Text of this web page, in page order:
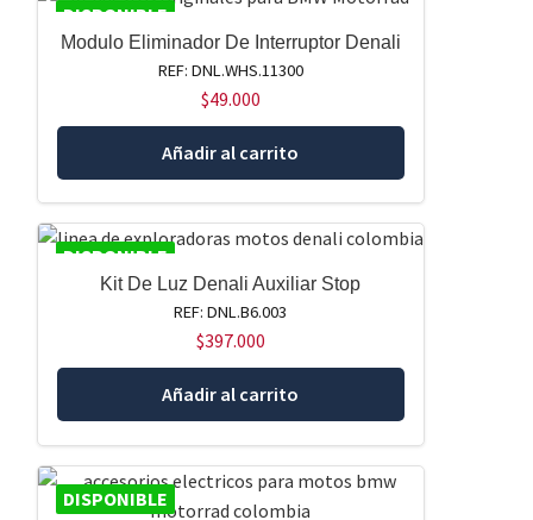
DISPONIBLE
Modulo Eliminador De Interruptor Denali
REF: DNL.WHS.11300
$49.000
Añadir al carrito
DISPONIBLE
Kit De Luz Denali Auxiliar Stop
REF: DNL.B6.003
$397.000
Añadir al carrito
DISPONIBLE